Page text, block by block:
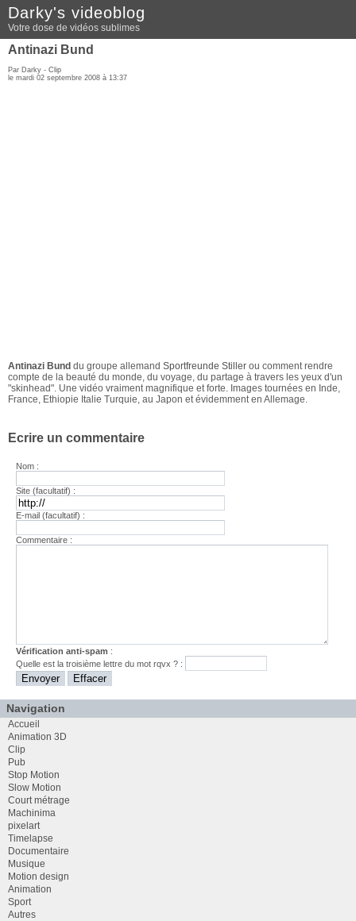
Darky's videoblog
Votre dose de vidéos sublimes
Antinazi Bund
Par Darky - Clip
le mardi 02 septembre 2008 à 13:37
Antinazi Bund du groupe allemand Sportfreunde Stiller ou comment rendre
compte de la beauté du monde, du voyage, du partage à travers les yeux d'un
"skinhead". Une vidéo vraiment magnifique et forte. Images tournées en Inde,
France, Ethiopie Italie Turquie, au Japon et évidemment en Allemage.
Ecrire un commentaire
Nom :
Site (facultatif) :
E-mail (facultatif) :
Commentaire :
Vérification anti-spam :
Quelle est latroisième lettre du motrqvx ? :
Navigation
Accueil
Animation 3D
Clip
Pub
Stop Motion
Slow Motion
Court métrage
Machinima
pixelart
Timelapse
Documentaire
Musique
Motion design
Animation
Sport
Autres